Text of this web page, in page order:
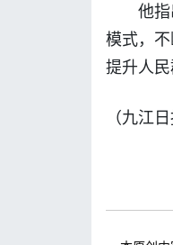
他
模式，
提升人
（九江